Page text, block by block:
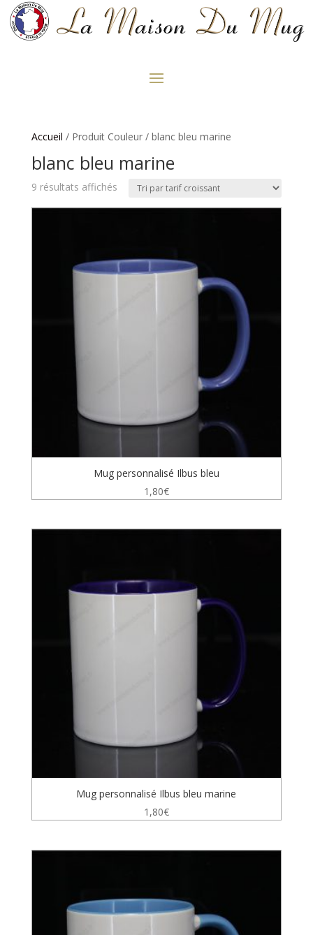
Accueil / Produit Couleur / blanc bleu marine
blanc bleu marine
9 résultats affichésTrié
Mug personnalisé Ilbus bleu
1,80€
Mug personnalisé Ilbus bleu marine
1,80€